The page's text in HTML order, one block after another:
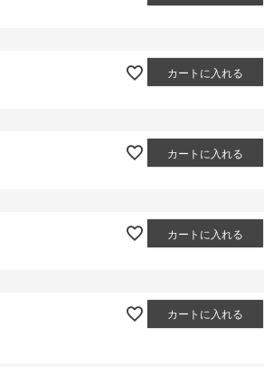
カートに入れる
カートに入れる
カートに入れる
カートに入れる